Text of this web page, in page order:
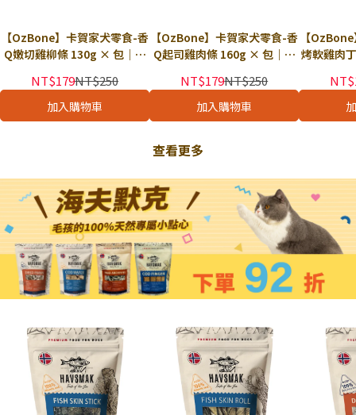
【OzBone】卡賀家犬零食-香
Q嫩切雞柳條 130g × 包｜狗
NT$179NT$250
加入購物車
【OzBone】卡賀家犬零食-香
Q起司雞肉條 160g × 包｜狗
NT$179NT$250
加入購物車
【
烤軟雞肉
查看更多